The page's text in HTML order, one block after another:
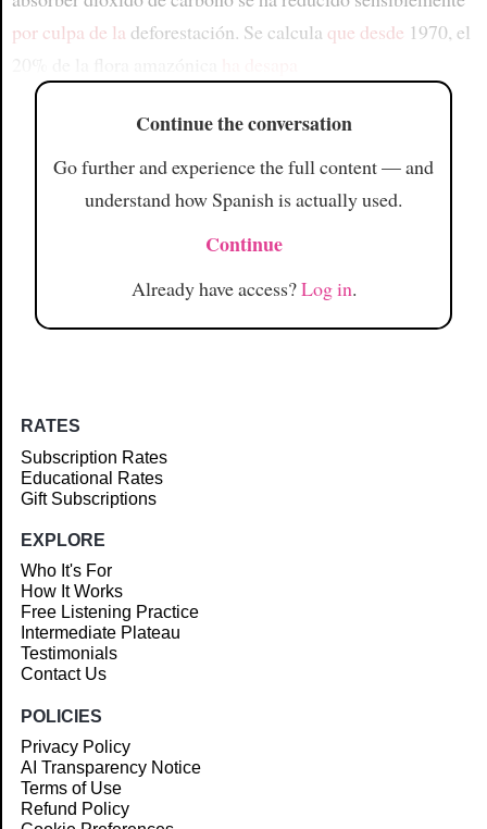
por culpa de la deforestación. Se calcula que desde 1970, el
Continue the conversation
Go further and experience the full content — and
understand how Spanish is actually used.
Continue
Already have access?Log in.
RATES
Subscription Rates
Educational Rates
Gift Subscriptions
EXPLORE
Who It's For
How It Works
Free Listening Practice
Intermediate Plateau
Testimonials
Contact Us
POLICIES
Privacy Policy
AI Transparency Notice
Terms of Use
Refund Policy